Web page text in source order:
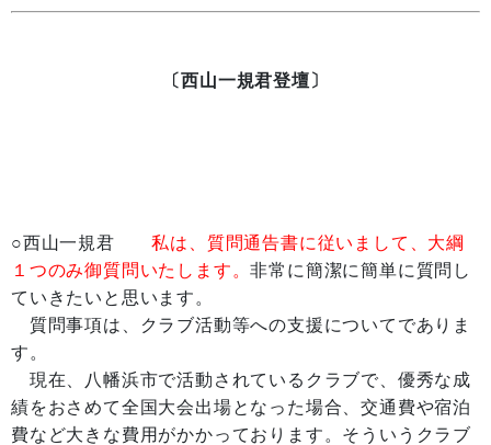
〔西山一規君登壇〕
○西山一規君私は、質問通告書に従いまして、大綱
１つのみ御質問いたします。非常に簡潔に簡単に質問し
ていきたいと思います。
質問事項は、クラブ活動等への支援についてでありま
す。
現在、八幡浜市で活動されているクラブで、優秀な成
績をおさめて全国大会出場となった場合、交通費や宿泊
費など大きな費用がかかっております。そういうクラブ